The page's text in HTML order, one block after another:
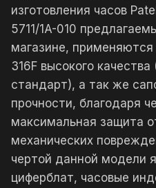
изготовления часов
5711/1A-010
магазине, применяются
316F высокого
стандарт), а так же
прочности, благодаря
максимальная защита
механических
чертой данной модели
циферблат, часовые